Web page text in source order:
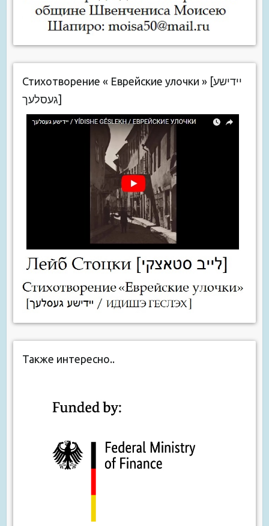
Стихотворение « Еврейские улочки » [יידישע
געסלעך]
Также интересно..